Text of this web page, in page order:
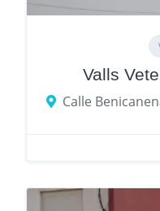
Valls
Calle